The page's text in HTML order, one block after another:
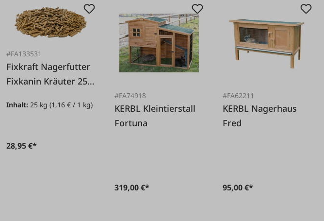
#FA133531
Fixkraft Nagerfutter
Fixkanin Kräuter 25
Inhalt:25 kg(1,16 € / 1 kg)
28,95 €*
#FA74918
KERBL Kleintierstall
Fortuna
319,00 €*
#FA62211
KERBL Nagerhaus
Fred
95,00 €*